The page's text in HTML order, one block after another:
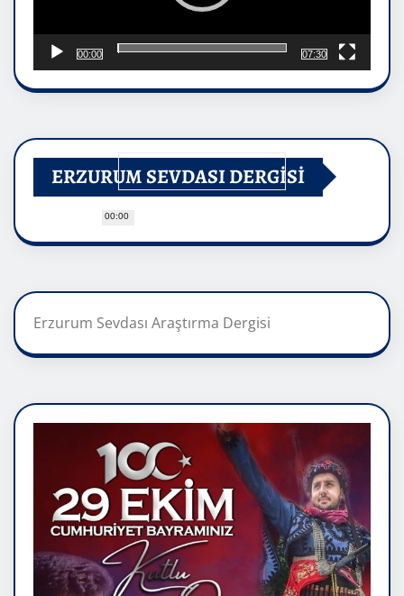
00:00
00:00
07:30
ERZURUM SEVDASI DERGİSİ
Erzurum Sevdası Araştırma Dergisi